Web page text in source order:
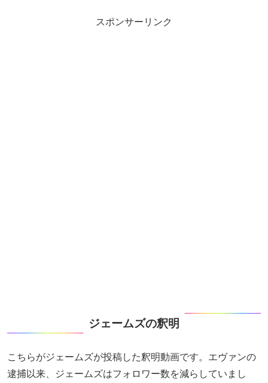
スポンサーリンク
ジェームズの釈明
こちらがジェームズが投稿した釈明動画です。エヴァンの
逮捕以来、ジェームズはフォロワー数を減らしていまし